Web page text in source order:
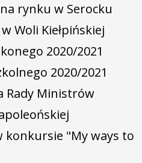
rynku w Serocku
Woli Kiełpińskiej
2020/2021
2020/2021
Rady Ministrów
konkursie "My ways to